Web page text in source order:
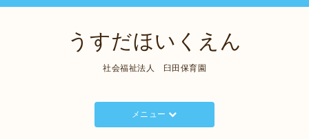
うすだほいくえん
社会福祉法人 臼田保育園
メニュー